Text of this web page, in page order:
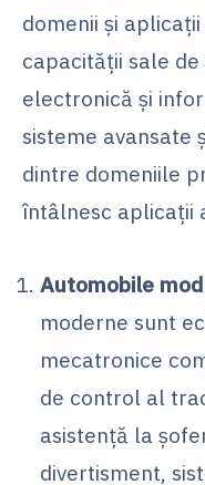
domenii și
capacității sale
electronică și
sisteme avansate
dintre domeniile
întâlnesc aplicații
Automobile
moderne sunt
mecatronice
de control al
asistență la
divertisment,